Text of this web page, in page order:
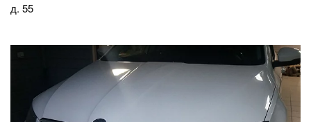
д. 55